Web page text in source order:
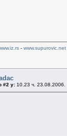
- www.supurovic.net
#2 у: 10.23 ч. 23.08.2006.